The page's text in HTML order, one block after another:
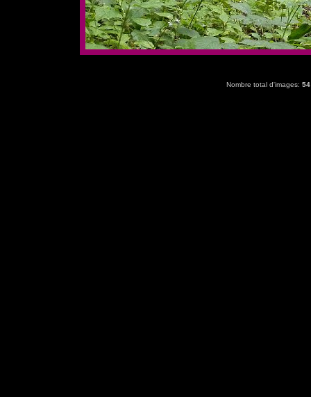
Nombre total d'images: 54